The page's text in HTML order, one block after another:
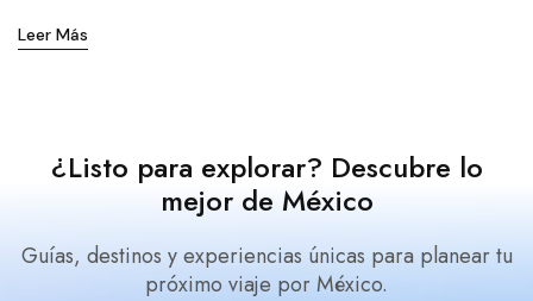
Leer Más
¿Listo para explorar? Descubre lo
mejor de México
Guías, destinos y experiencias únicas para planear tu
próximo viaje por México.